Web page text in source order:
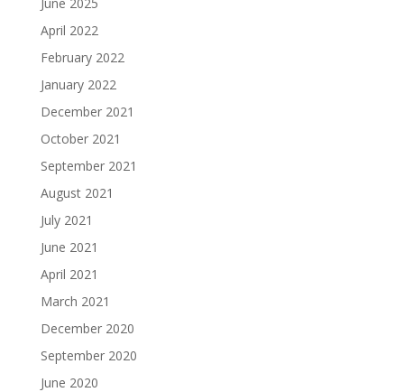
April 2022
February 2022
January 2022
December 2021
October 2021
September 2021
August 2021
July 2021
June 2021
April 2021
March 2021
December 2020
September 2020
June 2020